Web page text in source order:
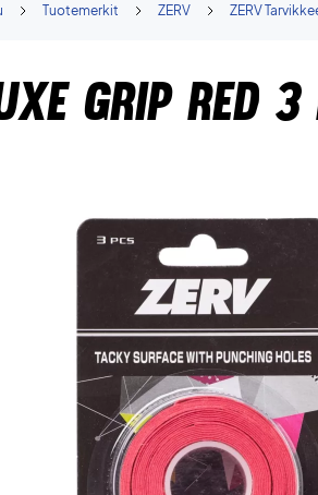
ZERV
ZERV
Tuotemerkit
Grip Red